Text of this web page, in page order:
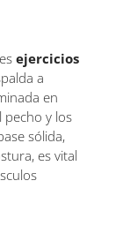
ejercicios
a
en
pecho y los
sólida,
es vital